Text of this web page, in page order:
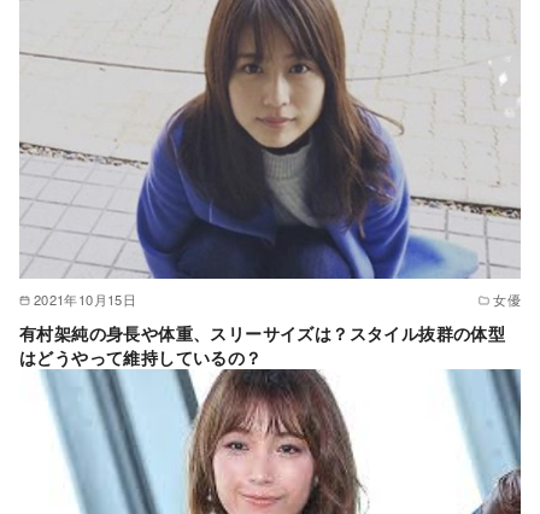
2021年10月15日 女優
有村架純の身長や体重、スリーサイズは？スタイル抜群の体型
はどうやって維持しているの？